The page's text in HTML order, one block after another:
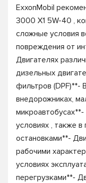
ExxonMobil
3000 X1 5W-40 ,
сложные условия
повреждения от
Двигателях
дизельных
фильтров (DPF)**-
внедорожниках,
условиях , также
остановками**-
рабочими
условиях
перегрузками**-